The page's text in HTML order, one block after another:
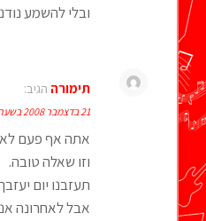
ובלי להשמע
תימורה הגיב:
21 בדצמבר 2008 בשעה 10:52
אתה אף פעם לא
וזו שאלה טובה.
תעזבנו יום
אבל לאחרונה